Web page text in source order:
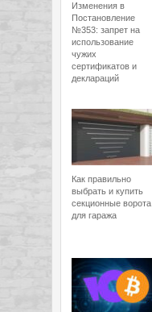
Изменения в
Постановление
№353: запрет на
использование
чужих
сертификатов и
деклараций
Как правильно
выбрать и купить
секционные ворота
для гаража